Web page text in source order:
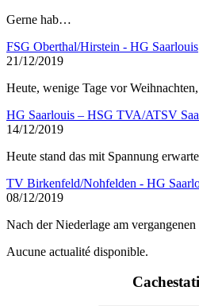
Gerne hab…
FSG Oberthal/Hirstein - HG Saarlouis
21/12/2019
Heute, wenige Tage vor
HG Saarlouis – HSG TVA/ATSV
14/12/2019
Heute stand das mit Spannung
TV Birkenfeld/Nohfelden - HG
08/12/2019
Nach der Niederlage am
Aucune actualité disponible.